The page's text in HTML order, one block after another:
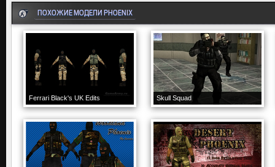
ПОХОЖИЕ МОДЕЛИ PHOENIX
Ferrari Black's UK Edits Skull Squad